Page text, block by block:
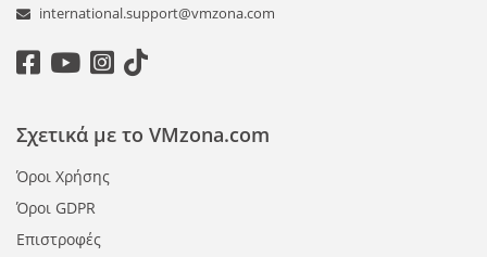
international.support@vmzona.com
Σχετικά με το VMzona.com
Όροι Χρήσης
Όροι GDPR
Επιστροφές